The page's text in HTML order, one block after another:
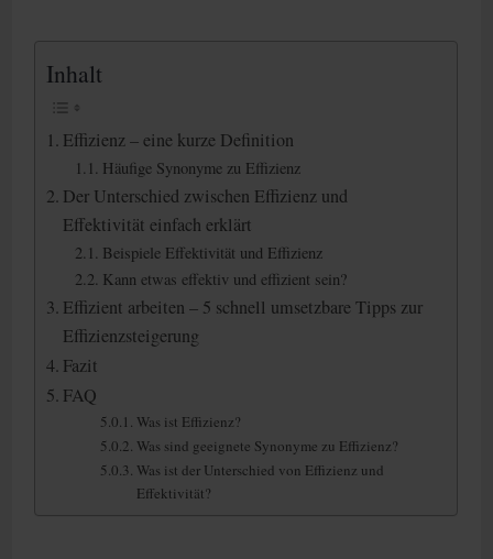
Inhalt
Effizienz – eine kurze Definition
Häufige Synonyme zu Effizienz
Der Unterschied zwischen Effizienz und
Effektivität einfach erklärt
Beispiele Effektivität und Effizienz
Kann etwas effektiv und effizient sein?
Effizient arbeiten – 5 schnell umsetzbare Tipps zur
Effizienzsteigerung
Fazit
FAQ
Was ist Effizienz?
Was sind geeignete Synonyme zu Effizienz?
Was ist der Unterschied von Effizienz und
Effektivität?